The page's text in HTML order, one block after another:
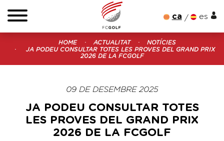
ca es
HOME ACTUALITAT
NOTÍCIES
JA PODEU CONSULTAR TOTES LES PROVES DEL GRAND PRIX
2026 DE LA FCGOLF
09 DE DESEMBRE 2025
JA PODEU CONSULTAR TOTES
LES PROVES DEL GRAND PRIX
2026 DE LA FCGOLF